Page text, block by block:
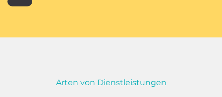
Arten von Dienstleistungen